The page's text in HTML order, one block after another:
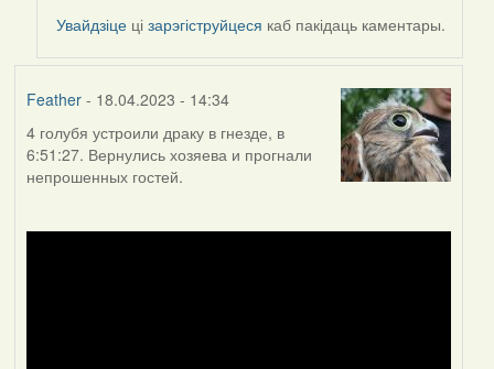
Lighty
Увайдзіце цізарэгіструйцеся каб пакідаць каментары.
Feather- 18.04.2023 - 14:34
4 голубя устроили драку в гнезде, в
6:51:27. Вернулись хозяева и прогнали
непрошенных гостей.